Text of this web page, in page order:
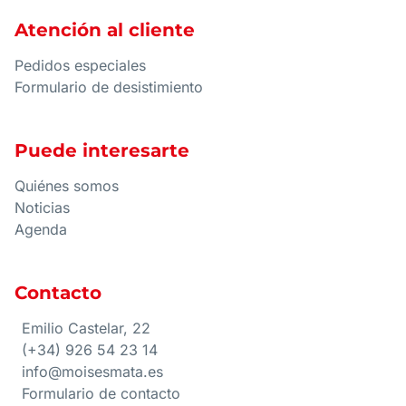
Atención al cliente
Pedidos especiales
Formulario de desistimiento
Puede interesarte
Quiénes somos
Noticias
Agenda
Contacto
Emilio Castelar, 22
(+34) 926 54 23 14
info@moisesmata.es
Formulario de contacto